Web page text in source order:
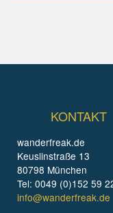
KONTAKT
wanderfreak.de
Keuslinstraße 13
80798 München
Tel: 0049 (0)152 59
info@wanderfreak.de